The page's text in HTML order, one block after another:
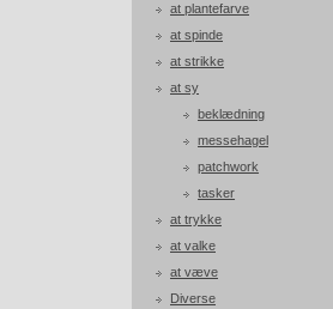
at plantefarve
at spinde
at strikke
at sy
beklædning
messehagel
patchwork
tasker
at trykke
at valke
at væve
Diverse